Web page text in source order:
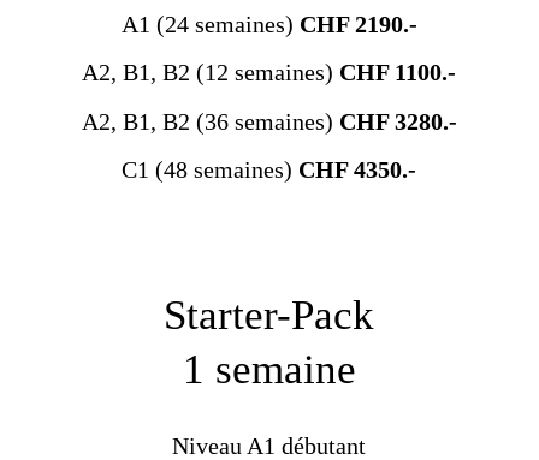
A1 (24 semaines) CHF 2190.-
A2, B1, B2 (12 semaines) CHF 1100.-
A2, B1, B2 (36 semaines) CHF 3280.-
C1 (48 semaines) CHF 4350.-
Starter-Pack
1 semaine
Niveau A1 débutant